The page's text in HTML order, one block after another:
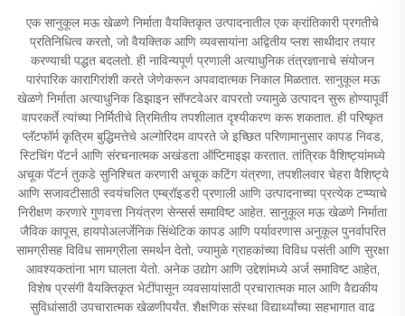
एक सानुकूल मऊ खेळणे निर्माता वैयक्तिकृत उत्पादनातील एक क्रांतिकारी प्रगतीचे
प्रतिनिधित्व करतो, जो वैयक्तिक आणि व्यवसायांना अद्वितीय प्लश साथीदार तयार
करण्याची पद्धत बदलतो. ही नाविन्यपूर्ण प्रणाली अत्याधुनिक तंत्रज्ञानाचे संयोजन
पारंपारिक कारागिरांशी करते जेणेकरून अपवादात्मक निकाल मिळतात. सानुकूल मऊ
खेळणे निर्माता अत्याधुनिक डिझाइन सॉफ्टवेअर वापरतो ज्यामुळे उत्पादन सुरू होण्यापूर्वी
वापरकर्ते त्यांच्या निर्मितीचे त्रिमितीय तपशीलात दृश्यीकरण करू शकतात. ही परिष्कृत
प्लॅटफॉर्म कृत्रिम बुद्धिमत्तेचे अल्गोरिदम वापरते जे इच्छित परिणामानुसार कापड निवड,
स्टिचिंग पॅटर्न आणि संरचनात्मक अखंडता ऑप्टिमाइझ करतात. तांत्रिक वैशिष्ट्यांमध्ये
अचूक पॅटर्न तुकडे सुनिश्चित करणारी अचूक कटिंग यंत्रणा, तपशीलवार चेहरा वैशिष्ट्ये
आणि सजावटीसाठी स्वयंचलित एम्ब्रॉइडरी प्रणाली आणि उत्पादनाच्या प्रत्येक टप्प्याचे
निरीक्षण करणारे गुणवत्ता नियंत्रण सेन्सर्स समाविष्ट आहेत. सानुकूल मऊ खेळणे निर्माता
जैविक कापूस, हायपोअलर्जेनिक सिंथेटिक कापड आणि पर्यावरणास अनुकूल पुनर्वापरित
सामग्रीसह विविध सामग्रीला समर्थन देतो, ज्यामुळे ग्राहकांच्या विविध पसंती आणि सुरक्षा
आवश्यकतांना भाग घालता येतो. अनेक उद्योग आणि उद्देशांमध्ये अर्ज समाविष्ट आहेत,
विशेष प्रसंगी वैयक्तिकृत भेटींपासून व्यवसायांसाठी प्रचारात्मक माल आणि वैद्यकीय
सुविधांसाठी उपचारात्मक खेळणीपर्यंत. शैक्षणिक संस्था विद्यार्थ्यांच्या सहभागात वाढ